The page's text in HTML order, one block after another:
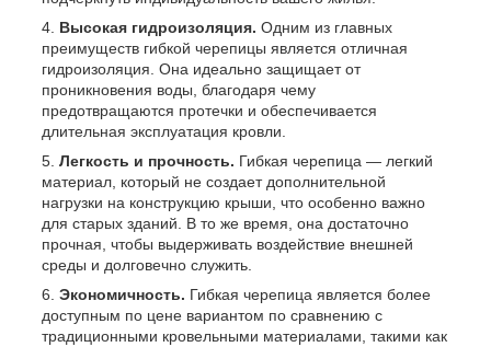
Высокая гидроизоляция. Одним из главных
преимуществ гибкой черепицы является отличная
гидроизоляция. Она идеально защищает от
проникновения воды, благодаря чему
предотвращаются протечки и обеспечивается
длительная эксплуатация кровли.
Легкость и прочность. Гибкая черепица — легкий
материал, который не создает дополнительной
нагрузки на конструкцию крыши, что особенно важно
для старых зданий. В то же время, она достаточно
прочная, чтобы выдерживать воздействие внешней
среды и долговечно служить.
Экономичность. Гибкая черепица является более
доступным по цене вариантом по сравнению с
традиционными кровельными материалами, такими как